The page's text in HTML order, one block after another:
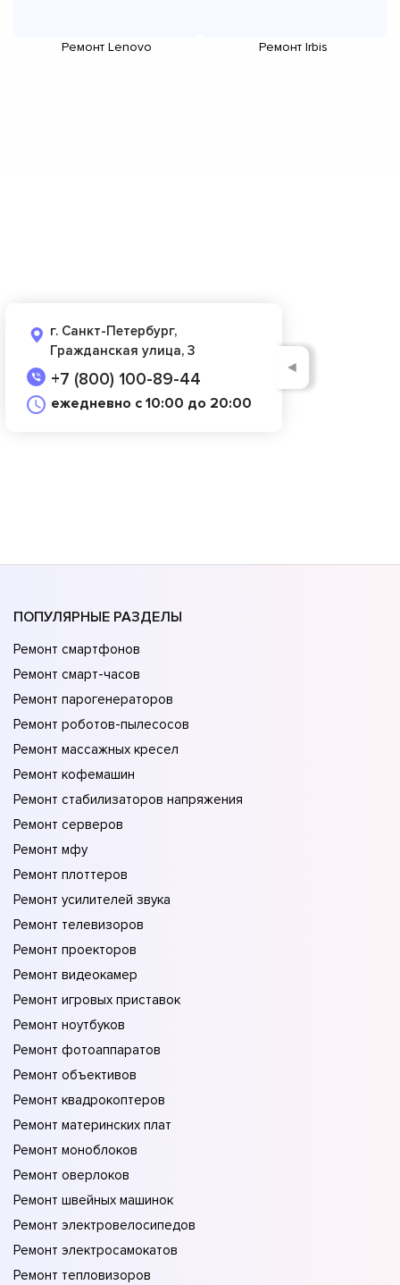
Ремонт Lenovo Ремонт Irbis
г. Санкт-Петербург,
Гражданская улица, 3
+7 (800) 100-89-44
ежедневно с 10:00 до 20:00
◄
ПОПУЛЯРНЫЕ РАЗДЕЛЫ
Ремонт смартфонов
Ремонт смарт-часов
Ремонт парогенераторов
Ремонт роботов-пылесосов
Ремонт массажных кресел
Ремонт кофемашин
Ремонт стабилизаторов напряжения
Ремонт серверов
Ремонт мфу
Ремонт плоттеров
Ремонт усилителей звука
Ремонт телевизоров
Ремонт проекторов
Ремонт видеокамер
Ремонт игровых приставок
Ремонт ноутбуков
Ремонт фотоаппаратов
Ремонт объективов
Ремонт квадрокоптеров
Ремонт материнских плат
Ремонт моноблоков
Ремонт оверлоков
Ремонт швейных машинок
Ремонт электровелосипедов
Ремонт электросамокатов
Ремонт тепловизоров